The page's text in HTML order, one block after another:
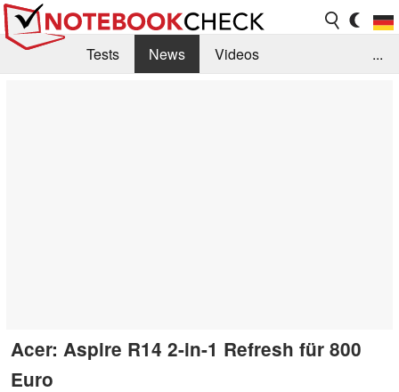
Tests News
Videos
...
Acer: Aspire R14 2-in-1 Refresh für 800
Euro